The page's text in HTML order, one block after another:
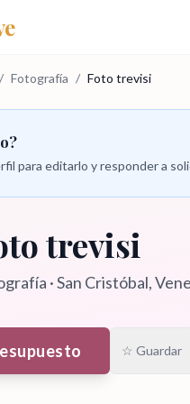
/ Fotografía / Foto trevisi
para editarlo y responder a
trevisi
·San Cristóbal,
☆ Guardar